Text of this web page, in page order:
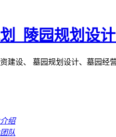
建设、 墓园规划设计、墓园经
绍
队